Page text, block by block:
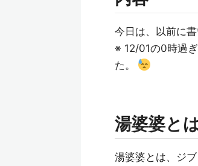
今日は、以前に
※ 12/01の0時過
た。
湯婆婆と
湯婆婆とは、ジ